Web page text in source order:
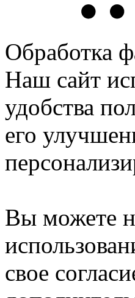
Обработка
Наш сайт
удобства
его
Вы можете
свое